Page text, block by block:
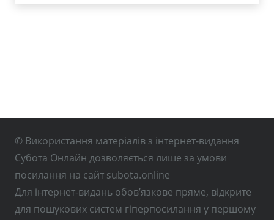
© Використання матеріалів з інтернет-видання
Субота Онлайн дозволяється лише за умови
посилання на сайт subota.online
Для інтернет-видань обов’язкове пряме, відкрите
для пошукових систем гіперпосилання у першому